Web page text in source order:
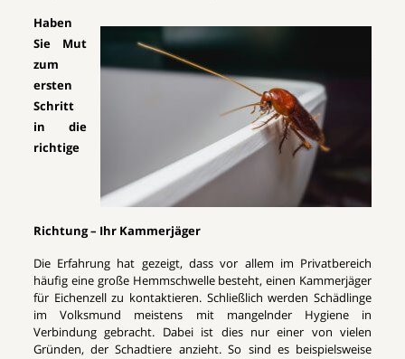
Haben
Sie Mut
zum
ersten
Schritt
in die
richtige
Richtung – Ihr Kammerjäger
Die Erfahrung hat gezeigt, dass vor allem im Privatbereich
häufig eine große Hemmschwelle besteht, einen Kammerjäger
für Eichenzell zu kontaktieren. Schließlich werden Schädlinge
im Volksmund meistens mit mangelnder Hygiene in
Verbindung gebracht. Dabei ist dies nur einer von vielen
Gründen, der Schadtiere anzieht. So sind es beispielsweise